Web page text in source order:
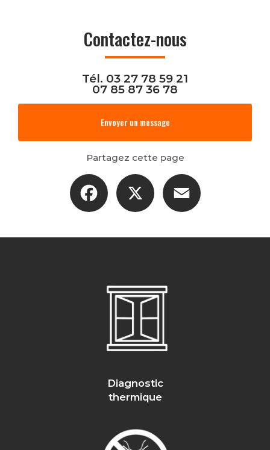
Contactez-nous
Tél. 03 27 78 59 21
07 85 87 36 78
Envoyer un message
Partagez cette page
Facebook
Diagnostic
thermique